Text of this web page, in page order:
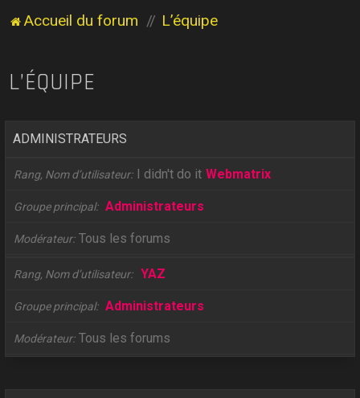
Accueil du forum L’équipe
L’ÉQUIPE
ADMINISTRATEURS
Rang, Nom d’utilisateur I didn't do it Webmatrix
Groupe principal Administrateurs
Modérateur Tous les forums
Rang, Nom d’utilisateur YAZ
Groupe principal Administrateurs
Modérateur Tous les forums